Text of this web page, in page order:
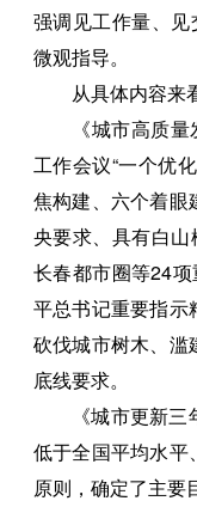
强调见工作量、
微观指导。
从具体内容来
《城市高质
工作会议“一个优
焦构建、六个着眼
央要求、具有白
长春都市圈等24
平总书记重要指示
砍伐城市树木、滥
底线要求。
《城市更新
低于全国平均水平
原则，确定了主要